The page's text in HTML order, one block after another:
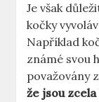
Je však
kočky
Například
známé svou
považovány
že jsou